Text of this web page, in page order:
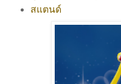
สแตนด์